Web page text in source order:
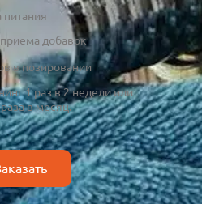
питания
приема добавок
в позировании
1 раз в 2 недели или
в месяц.